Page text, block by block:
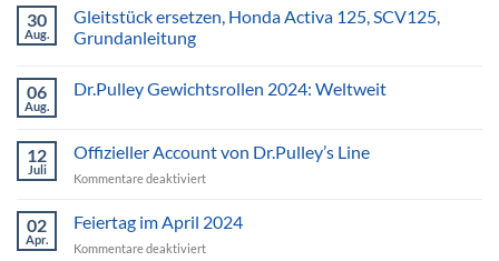
30
Aug.
Gleitstück ersetzen, Honda Activa 125, SCV125,
Grundanleitung
06
Aug.
Dr.Pulley Gewichtsrollen 2024: Weltweit
12
Juli
Offizieller Account von Dr.Pulley’s Line
Kommentare deaktiviertfür
Account
von
Dr.Pulley’s
02
Apr.
Feiertag im April 2024
Kommentare deaktiviertfür